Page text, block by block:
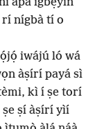
nígbà tí o
iwájú ló wá
àṣírí payá sì
kì í ṣe torí
ṣe ṣí àṣírí yìí